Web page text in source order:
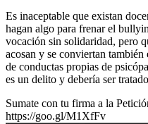
Es inaceptable que existan
hagan algo para frenar el
vocación sin solidaridad, pero
acosan y se conviertan también
de conductas propias de
es un delito y debería ser
Sumate con tu firma a la
https://goo.gl/M1XfFv